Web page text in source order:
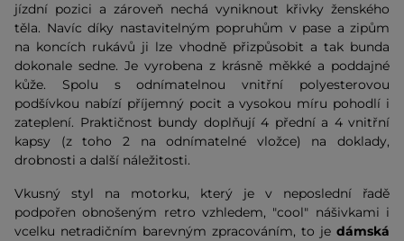
jízdní pozici a zároveň nechá vyniknout křivky ženského
těla. Navíc díky nastavitelným popruhům v pase a zipům
na koncích rukávů ji lze vhodně přizpůsobit a tak bunda
dokonale sedne. Je vyrobena z krásně měkké a poddajné
kůže. Spolu s odnímatelnou vnitřní polyesterovou
podšívkou nabízí příjemný pocit a vysokou míru pohodlí i
zateplení. Praktičnost bundy doplňují 4 přední a 4 vnitřní
kapsy (z toho 2 na odnímatelné vložce) na doklady,
drobnosti a další náležitosti.
Vkusný styl na motorku, který je v neposlední řadě
podpořen obnošeným retro vzhledem, "cool" nášivkami i
vcelku netradičním barevným zpracováním, to je dámská